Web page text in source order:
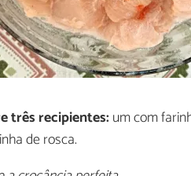
três recipientes:um com
de rosca.